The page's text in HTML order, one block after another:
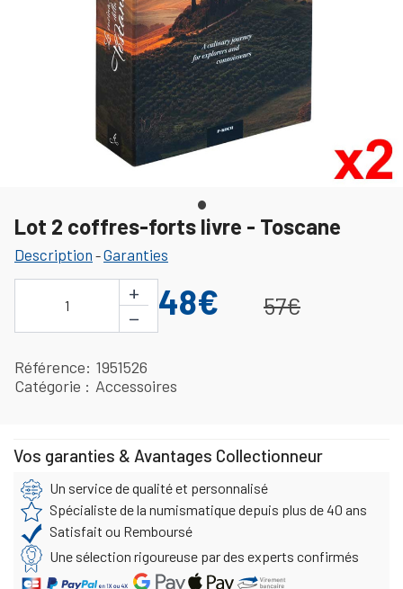
Lot 2 coffres-forts livre - Toscane
Description -Garanties
1
+
−
48€ 57€
Référence 1951526
Catégorie
Accessoires
Vos garanties & Avantages Collectionneur
Un service de qualité et personnalisé
Spécialiste de la numismatique depuis plus de 40 ans
Satisfait ou Remboursé
Une sélection rigoureuse par des experts confirmés